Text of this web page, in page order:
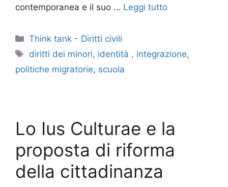
contemporanea e il suo … Leggi tutto
Categorie
Think tank - Diritti civili
Tag
diritti dei minori, identità , integrazione,
politiche migratorie, scuola
Lo Ius Culturae e la
proposta di riforma
della cittadinanza